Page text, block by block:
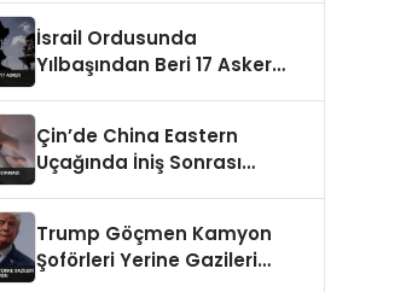
İsrail Ordusunda
Yılbaşından Beri 17 Asker
Çin’de China Eastern
Uçağında İniş Sonrası
Trump Göçmen Kamyon
Şoförleri Yerine Gazileri